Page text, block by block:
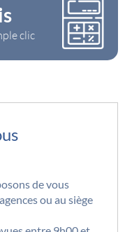
clic
de vous
ou au siège